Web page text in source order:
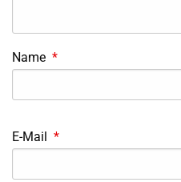
Name *
E-Mail *